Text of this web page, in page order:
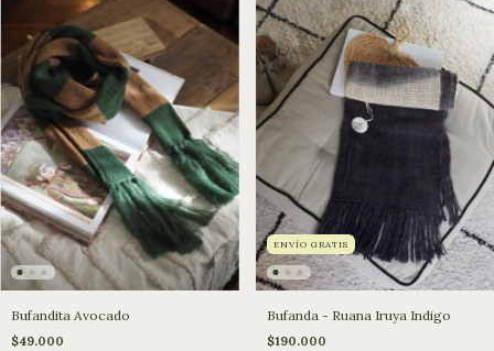
Bufandita Avocado
$49.000
ENVÍO GRATIS
Bufanda - Ruana Iruya Indigo
$190.000